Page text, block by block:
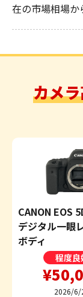
在の市場相場か
カメ
CANON EOS
デジタル一眼
ボディ
程度良
2026/6/